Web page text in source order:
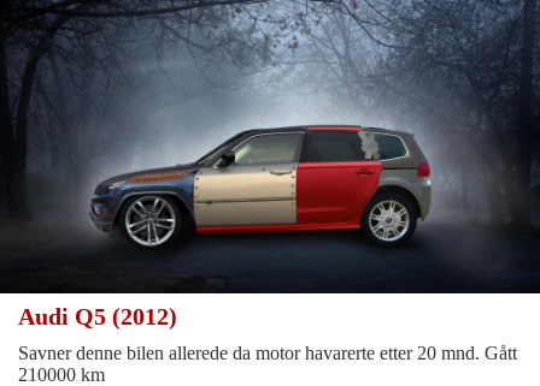
Audi Q5 (2012)
Savner denne bilen allerede da motor havarerte etter 20 mnd. Gått
210000 km